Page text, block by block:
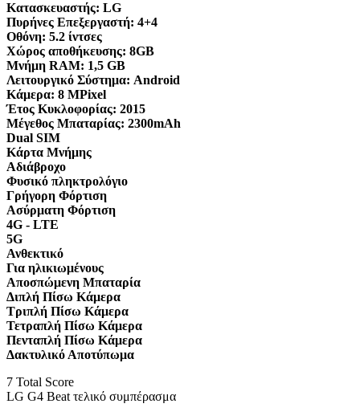
Κατασκευαστής: LG
Πυρήνες Επεξεργαστή: 4+4
Οθόνη: 5.2 ίντσες
Χώρος αποθήκευσης: 8GB
Μνήμη RAM: 1,5 GB
Λειτουργικό Σύστημα: Android
Κάμερα: 8 MPixel
Έτος Κυκλοφορίας: 2015
Μέγεθος Μπαταρίας: 2300mAh
Dual SIM
Κάρτα Μνήμης
Αδιάβροχο
Φυσικό πληκτρολόγιο
Γρήγορη Φόρτιση
Ασύρματη Φόρτιση
4G - LTE
5G
Ανθεκτικό
Για ηλικιωμένους
Αποσπώμενη Μπαταρία
Διπλή Πίσω Κάμερα
Τριπλή Πίσω Κάμερα
Τετραπλή Πίσω Κάμερα
Πενταπλή Πίσω Κάμερα
Δακτυλικό Αποτύπωμα
7 Total Score
LG G4 Beat τελικό συμπέρασμα